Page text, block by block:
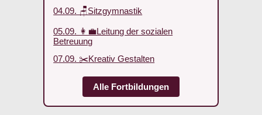
04.09. 🪑Sitzgymnastik
05.09. 👩‍💼Leitung der sozialen
Betreuung
07.09. ✂️Kreativ Gestalten
Alle Fortbildungen